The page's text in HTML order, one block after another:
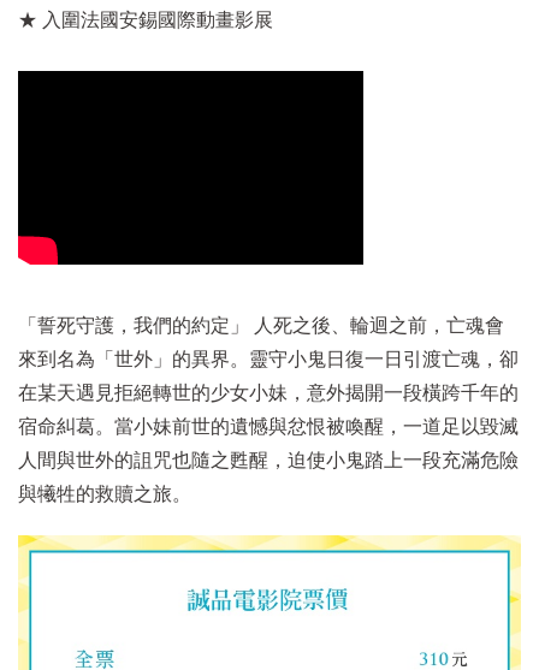
★ 入圍法國安錫國際動畫影展
「誓死守護，我們的約定」 人死之後、輪迴之前，亡魂會
來到名為「世外」的異界。靈守小鬼日復一日引渡亡魂，卻
在某天遇見拒絕轉世的少女小妹，意外揭開一段橫跨千年的
宿命糾葛。當小妹前世的遺憾與忿恨被喚醒，一道足以毀滅
人間與世外的詛咒也隨之甦醒，迫使小鬼踏上一段充滿危險
與犧牲的救贖之旅。